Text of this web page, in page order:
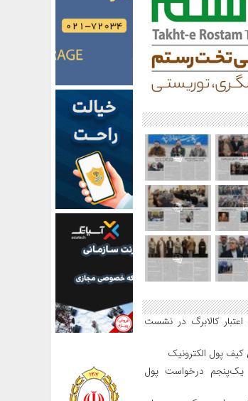
کالابرگ در نشست
پول الکترونیک
بانک مرکزی فقط با یک‌‎پنجم درخواست پول